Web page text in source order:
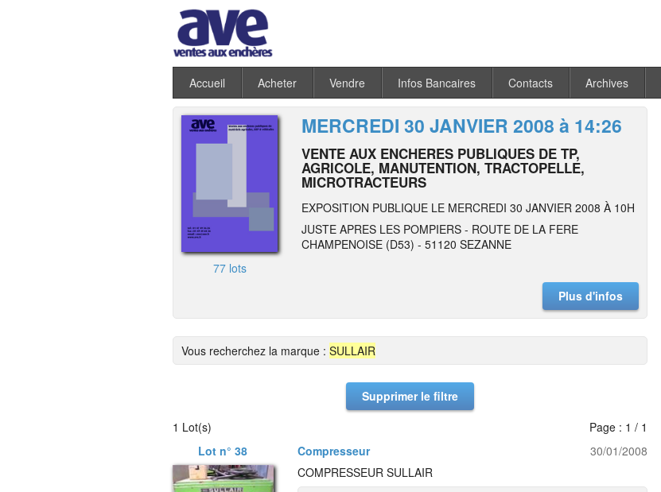
Accueil Acheter Vendre Infos Bancaires Contacts Archives
77 lots
MERCREDI 30 JANVIER 2008 à 14:26
VENTE AUX ENCHERES PUBLIQUES DE TP,
AGRICOLE, MANUTENTION, TRACTOPELLE,
MICROTRACTEURS
EXPOSITION PUBLIQUE LE MERCREDI 30 JANVIER 2008 À 10H
JUSTE APRES LES POMPIERS - ROUTE DE LA FERE
CHAMPENOISE (D53) - 51120 SEZANNE
Plus d'infos
Vous recherchez la marque : SULLAIR
Supprimer le filtre
1 Lot(s)
Page : 1 / 1
Lot n° 38
Compresseur 30/01/2008
COMPRESSEUR SULLAIR